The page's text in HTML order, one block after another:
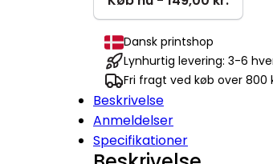
-
Baby
Body
antal
Dansk printshop
Lynhurtig levering: 3-6
Fri fragt ved køb over 800
Beskrivelse
Anmeldelser
Specifikationer